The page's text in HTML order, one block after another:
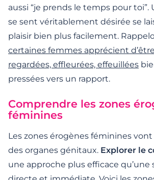
aussi “je prends le temps pour
se sent véritablement désirée se
plaisir bien plus facilement.
certaines femmes apprécient
regardées, effleurées, effeuillées
pressées vers un rapport.
Comprendre les zones
féminines
Les zones érogènes féminines
des organes génitaux. Explorer le
une approche plus efficace